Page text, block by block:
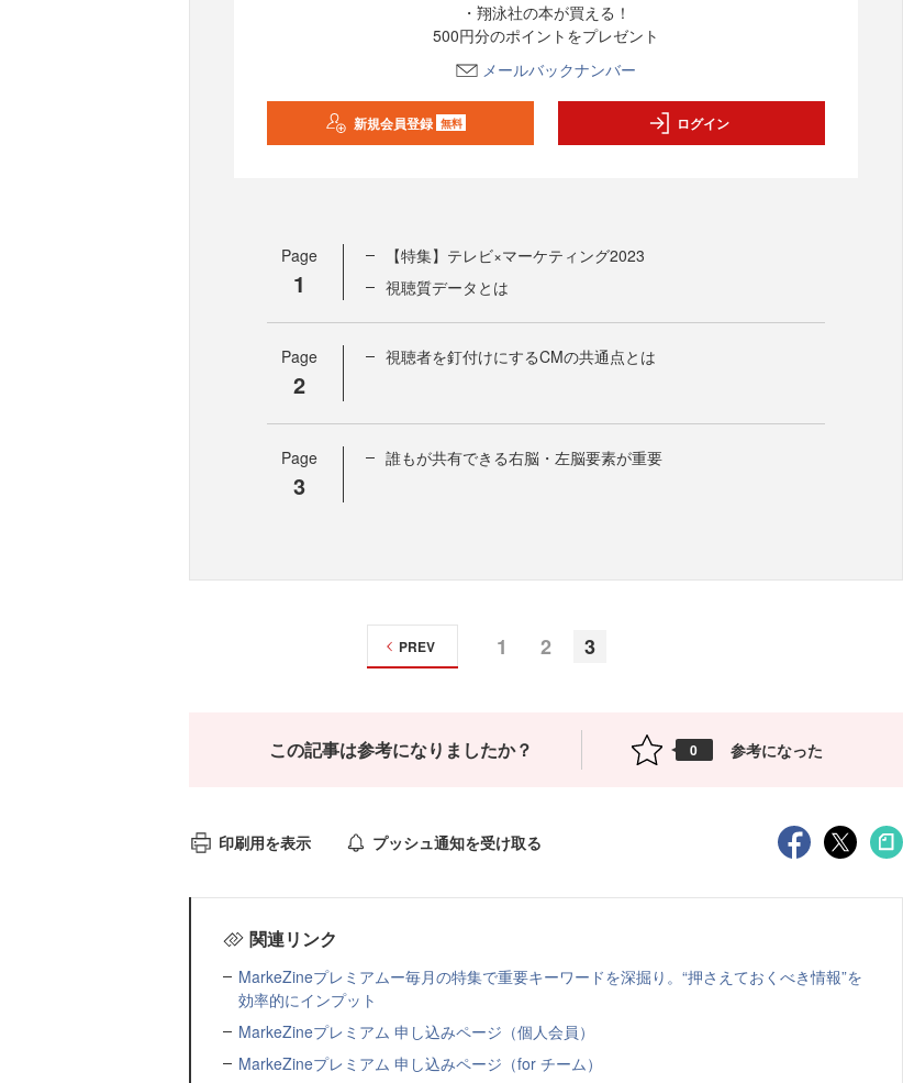
・翔泳社の本が買える！
500円分のポイントをプレゼント
メールバックナンバー
新規会員登録 無料 ログイン
Page
1
【特集】テレビ×マーケティング2023
視聴質データとは
Page
2
視聴者を釘付けにするCMの共通点とは
Page
3
誰もが共有できる右脳・左脳要素が重要
1 2 3
PREV
この記事は参考になりましたか？ 0 参考になった
印刷用を表示 プッシュ通知を受け取る
関連リンク
MarkeZineプレミアムー毎月の特集で重要キーワードを深掘り。“押さえておくべき情報”を
効率的にインプット
MarkeZineプレミアム 申し込みページ（個人会員）
MarkeZineプレミアム 申し込みページ（for チーム）